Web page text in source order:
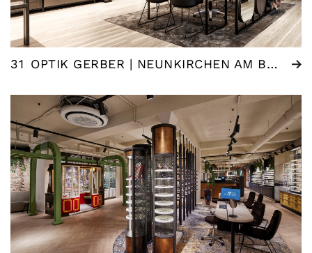
31 OPTIK GERBER | NEUNKIRCHEN AM BRAND (DE)